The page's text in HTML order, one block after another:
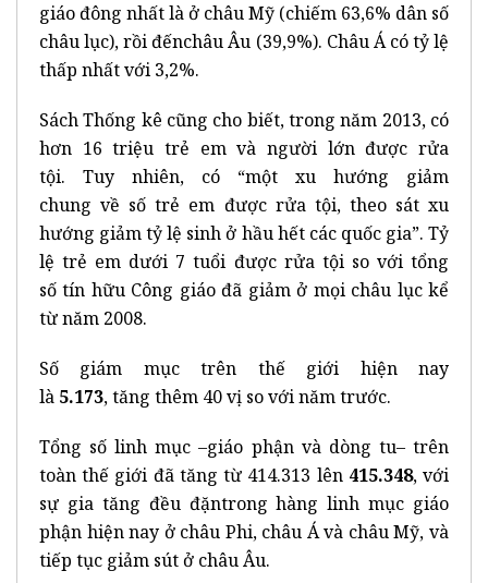
giáo đông nhất là ở châu Mỹ (chiếm 63,6% dân số
châu lục), rồi đếnchâu Âu (39,9%). Châu Á có tỷ lệ
thấp nhất với 3,2%.
Sách Thống kê cũng cho biết, trong năm 2013, có
hơn 16 triệu trẻ em và người lớn được rửa
tội. Tuy nhiên, có “một xu hướng giảm
chung về số trẻ em được rửa tội, theo sát xu
hướng giảm tỷ lệ sinh ở hầu hết các quốc gia”. Tỷ
lệ trẻ em dưới 7 tuổi được rửa tội so với tổng
số tín hữu Công giáo đã giảm ở mọi châu lục kể
từ năm 2008.
Số giám mục trên thế giới hiện nay
là 5.173, tăng thêm 40 vị so với năm trước.
Tổng số linh mục –giáo phận và dòng tu– trên
toàn thế giới đã tăng từ 414.313 lên 415.348, với
sự gia tăng đều đặntrong hàng linh mục giáo
phận hiện nay ở châu Phi, châu Á và châu Mỹ, và
tiếp tục giảm sút ở châu Âu.